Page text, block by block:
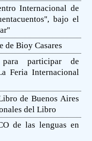
Internacional de
bajo el
de Bioy Casares
participar de
Feria Internacional
de Buenos Aires
del Libro
de las lenguas en